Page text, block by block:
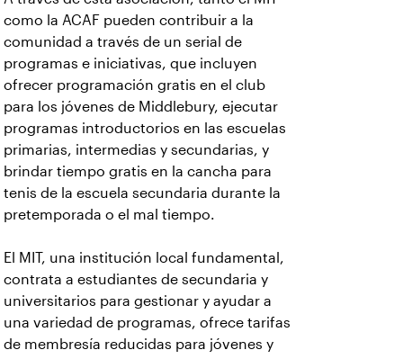
como la ACAF pueden contribuir a la
comunidad a través de un serial de
programas e iniciativas, que incluyen
ofrecer programación gratis en el club
para los jóvenes de Middlebury, ejecutar
programas introductorios en las escuelas
primarias, intermedias y secundarias, y
brindar tiempo gratis en la cancha para
tenis de la escuela secundaria durante la
pretemporada o el mal tiempo.
El MIT, una institución local fundamental,
contrata a estudiantes de secundaria y
universitarios para gestionar y ayudar a
una variedad de programas, ofrece tarifas
de membresía reducidas para jóvenes y